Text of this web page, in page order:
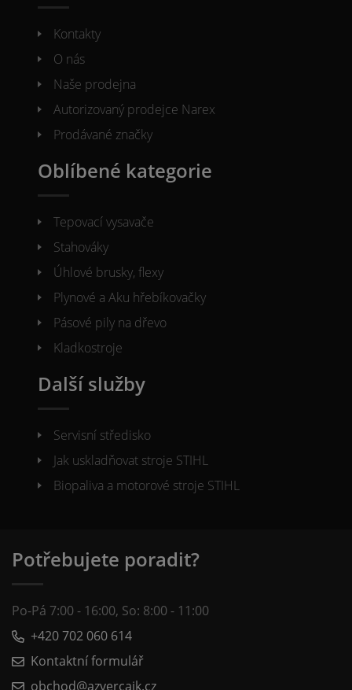
Kontakty
O nás
Naše prodejna
Autorizovaný prodejce Narex
Prodávané značky
Oblíbené kategorie
Tepovací vysavače
Stahováky
Úhlové brusky, flexy
Plynové a Aku hřebíkovačky
Pásové pily na dřevo
Kladkostroje
Další služby
Servisní středisko
Jak uskladňovat stroje STIHL
Biopaliva a motorové stroje STIHL
Potřebujete poradit?
Po-Pá 7:00 - 16:00, So: 8:00 - 11:00
+420 702 060 614
Kontaktní formulář
obchod@azvercajk.cz